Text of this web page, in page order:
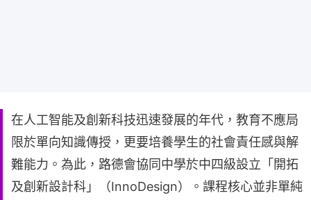
在人工智能及創新科技迅速發展的年代，教育不應局
限於單向知識傳授，更要培養學生的社會責任感與解
難能力。為此，路德會協同中學於中四級設立「開拓
及創新設計科」（InnoDesign）。課程核心並非單純